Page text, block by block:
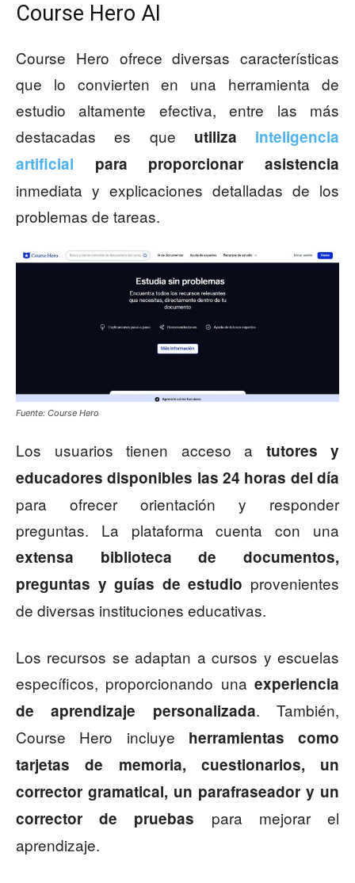
Course Hero AI
Course Hero ofrece diversas características
que lo convierten en una herramienta de
estudio altamente efectiva, entre las más
destacadas es que utiliza inteligencia
artificial para proporcionar asistencia
inmediata y explicaciones detalladas de los
problemas de tareas.
Fuente: Course Hero
Los usuarios tienen acceso a tutores y
educadores disponibles las 24 horas del día
para ofrecer orientación y responder
preguntas. La plataforma cuenta con una
extensa biblioteca de documentos,
preguntas y guías de estudio provenientes
de diversas instituciones educativas.
Los recursos se adaptan a cursos y escuelas
específicos, proporcionando una experiencia
de aprendizaje personalizada. También,
Course Hero incluye herramientas como
tarjetas de memoria, cuestionarios, un
corrector gramatical, un parafraseador y un
corrector de pruebas para mejorar el
aprendizaje.